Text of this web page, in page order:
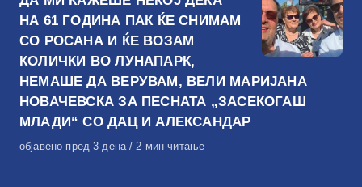
НА 61 ГОДИНА ПАК ЌЕ СНИМАМ
СО РОСАНА И ЌЕ ВОЗАМ
КОЛИЧКИ ВО ЛУНАПАРК,
НЕМАШЕ ДА ВЕРУВАМ, ВЕЛИ МАРИЈАНА
НОВАЧЕВСКА ЗА ПЕСНАТА „ЗАСЕКОГАШ
МЛАДИ“ СО ДАЦ И АЛЕКСАНДАР
Објавено
објавено пред 3 дена 2 мин читање